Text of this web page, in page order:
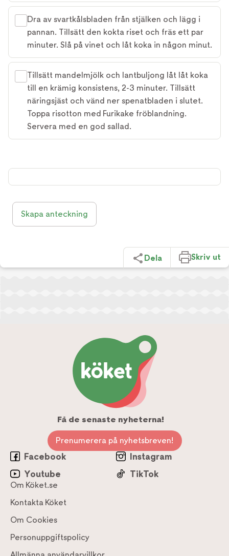
Dra av svartkålsbladen från stjälken och lägg i
pannan. Tillsätt den kokta riset och fräs ett par
minuter. Slå på vinet och låt koka in någon minut.
Tillsätt mandelmjölk och lantbuljong låt låt koka
till en krämig konsistens, 2-3 minuter. Tillsätt
näringsjäst och vänd ner spenatbladen i slutet.
Toppa risotton med Furikake fröblandning.
Servera med en god sallad.
Skapa anteckning
Dela Skriv ut
Få de senaste nyheterna!
Prenumerera på nyhetsbreven!
Facebook
Instagram
Youtube
TikTok
Om Köket.se
Kontakta Köket
Om Cookies
Personuppgiftspolicy